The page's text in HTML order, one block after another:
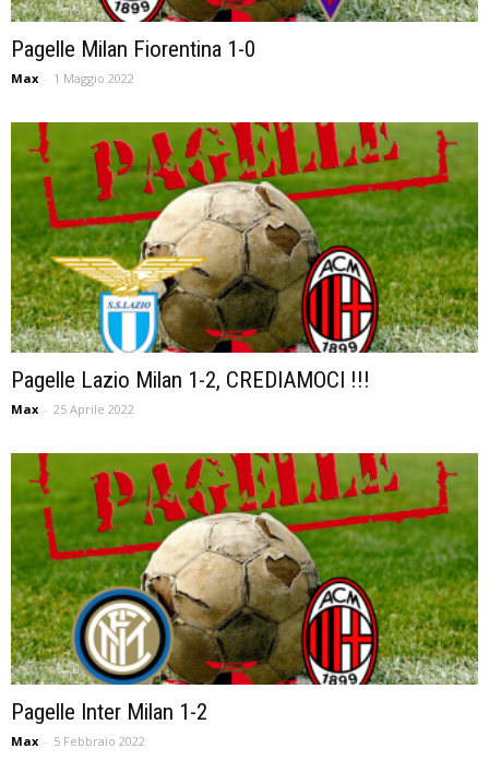
Pagelle Milan Fiorentina 1-0
Max - 1 Maggio 2022
Pagelle Lazio Milan 1-2, CREDIAMOCI !!!
Max - 25 Aprile 2022
Pagelle Inter Milan 1-2
Max - 5 Febbraio 2022